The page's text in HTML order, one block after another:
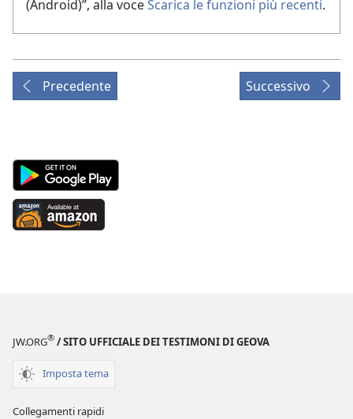
(Android)”, alla voceScarica le funzioni più recenti.
Precedente Successivo
Android
App
on
Google
Available
at
JW.ORG® / SITO UFFICIALE DEI TESTIMONI DI GEOVA
Imposta tema
Collegamenti rapidi